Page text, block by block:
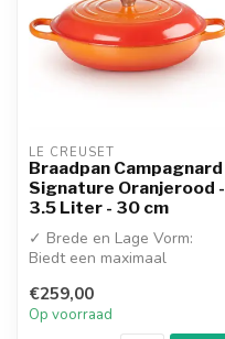
LE CREUSET
Braadpan Campagnard
Signature Oranjerood -
3.5 Liter - 30 cm
✓ Brede en Lage Vorm:
Biedt een maximaal
het goudbruin...
€259,00
Op voorraad